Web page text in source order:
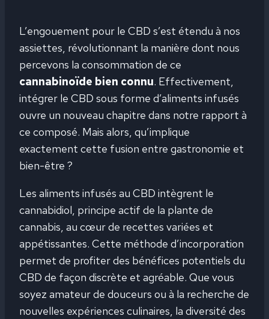
L’engouement pour le CBD s’est étendu à nos
assiettes, révolutionnant la manière dont nous
percevons la consommation de ce
cannabinoïde bien connu. Effectivement,
intégrer le CBD sous forme d’aliments infusés
ouvre un nouveau chapitre dans notre rapport à
ce composé. Mais alors, qu’implique
exactement cette fusion entre gastronomie et
bien-être ?
Les aliments infusés au CBD intègrent le
cannabidiol, principe actif de la plante de
cannabis, au cœur de recettes variées et
appétissantes. Cette méthode d’incorporation
permet de profiter des bénéfices potentiels du
CBD de façon discrète et agréable. Que vous
soyez amateur de douceurs ou à la recherche de
nouvelles expériences culinaires, la diversité des